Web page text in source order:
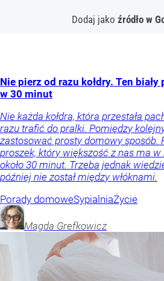
Dodaj jako źródło w
Nie pierz od razu kołdry. Ten
w 30 minut
Nie każda kołdra, która przestała
razu trafić do pralki. Pomiędzy
zastosować prosty domowy sposób.
proszek, który większość z nas ma
około 30 minut. Trzeba jednak
później nie został między włóknami.
Porady domoweSypialniaŻycie
Magda Grefkowicz